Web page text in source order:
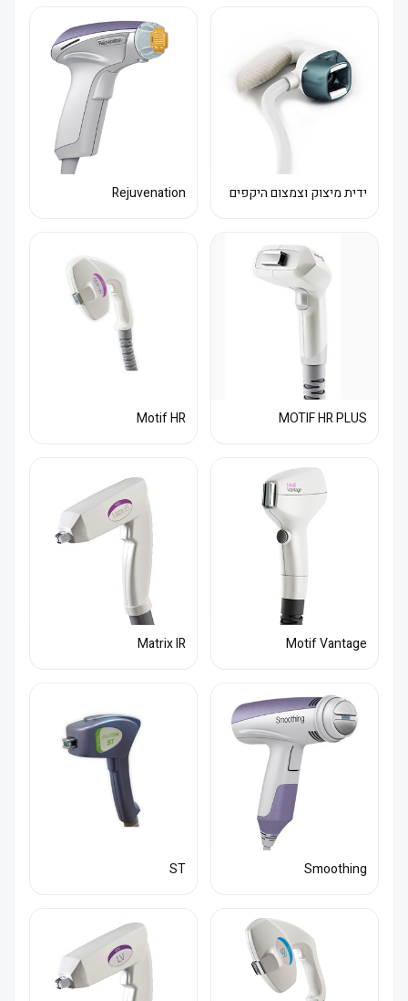
ידית מיצוק וצמצום היקפים Rejuvenation
MOTIF HR PLUS
Motif HR
Motif Vantage
Matrix IR
Smoothing
ST